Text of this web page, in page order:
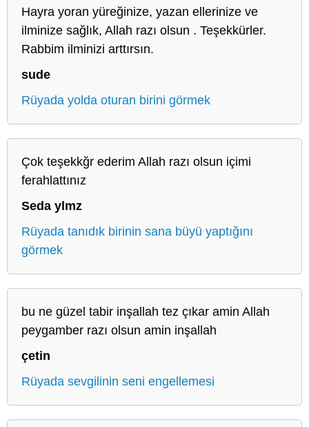
Hayra yoran yüreğinize, yazan ellerinize ve
ilminize sağlık, Allah razı olsun . Teşekkürler.
Rabbim ilminizi arttırsın.
sude
Rüyada yolda oturan birini görmek
Çok teşekkğr ederim Allah razı olsun içimi
ferahlattınız
Seda ylmz
Rüyada tanıdık birinin sana büyü yaptığını
görmek
bu ne güzel tabir inşallah tez çıkar amin Allah
peygamber razı olsun amin inşallah
çetin
Rüyada sevgilinin seni engellemesi